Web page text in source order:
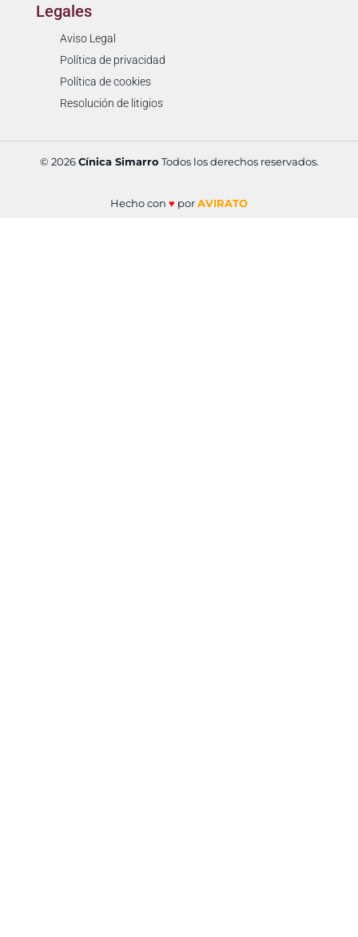
Legales
Aviso Legal
Política de privacidad
Política de cookies
Resolución de litigios
© 2026Cínica Simarro Todos los derechos reservados.
Hecho con ♥ porAVIRATO